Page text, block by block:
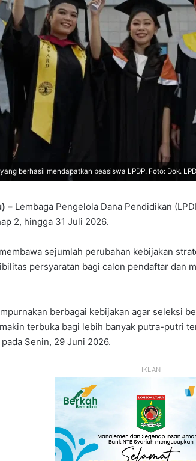
berhasil mendapatkan beasiswa LPDP. Foto: Dok.
– Lembaga Pengelola Dana Pendidikan
2, hingga 31 Juli 2026.
sejumlah perubahan kebijakan
persyaratan bagi calon pendaftar dan
berbagai kebijakan agar seleksi
terbuka bagi lebih banyak putra-putri
pada Senin, 29 Juni 2026.
IKLAN